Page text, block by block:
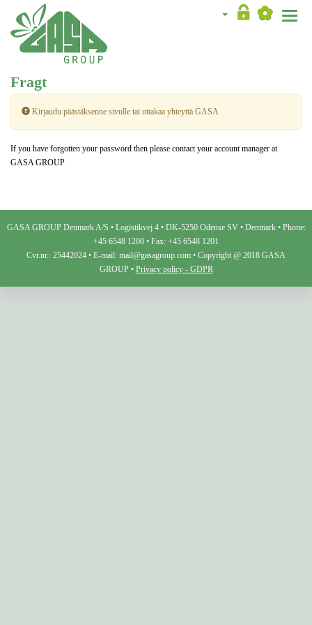
Toggle
Fragt
Kirjaudu päästäksenne sivulle tai ottakaa yhteyttä GASA
If you have forgotten your password then please contact your account manager at
GASA GROUP
GASA GROUP Denmark A/S • Logistikvej 4 • DK-5250 Odense SV • Denmark • Phone:
+45 6548 1200 • Fax: +45 6548 1201
Cvr.nr.: 25442024 • E-mail: mail@gasagroup.com • Copyright @ 2018 GASA
GROUP • Privacy policy - GDPR